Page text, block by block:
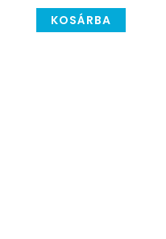
KOSÁRBA